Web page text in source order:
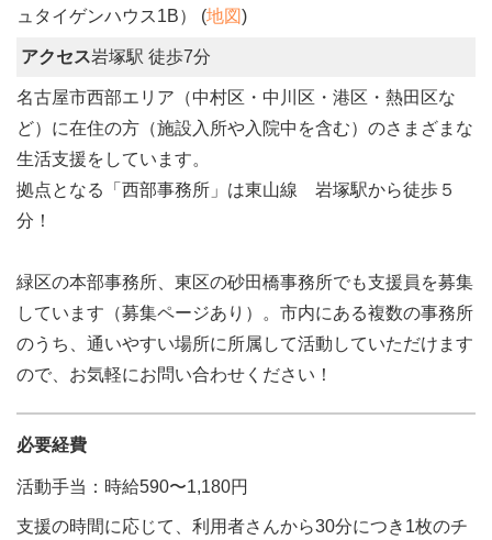
ュタイゲンハウス1B） (地図)
アクセス岩塚駅 徒歩7分
名古屋市西部エリア（中村区・中川区・港区・熱田区な
ど）に在住の方（施設入所や入院中を含む）のさまざまな
生活支援をしています。
拠点となる「西部事務所」は東山線 岩塚駅から徒歩５
分！
緑区の本部事務所、東区の砂田橋事務所でも支援員を募集
しています（募集ページあり）。市内にある複数の事務所
のうち、通いやすい場所に所属して活動していただけます
ので、お気軽にお問い合わせください！
必要経費
活動手当：時給590〜1,180円
支援の時間に応じて、利用者さんから30分につき1枚のチ